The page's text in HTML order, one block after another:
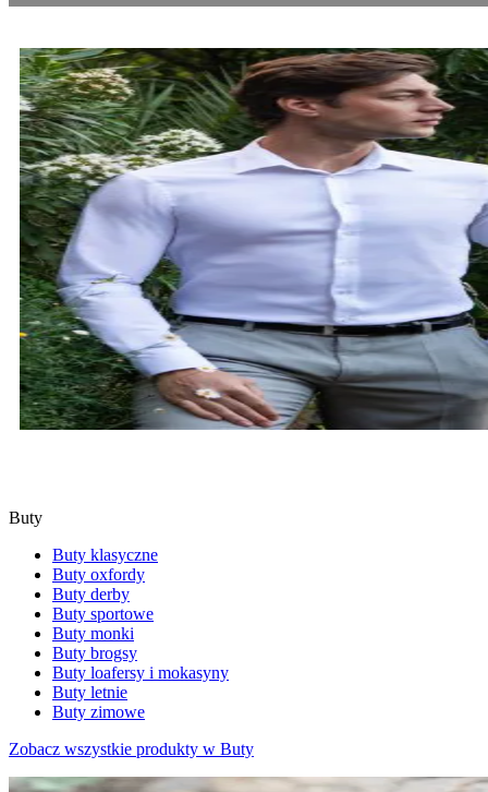
Buty
Buty klasyczne
Buty oxfordy
Buty derby
Buty sportowe
Buty monki
Buty brogsy
Buty loafersy i mokasyny
Buty letnie
Buty zimowe
Zobacz wszystkie produkty w Buty